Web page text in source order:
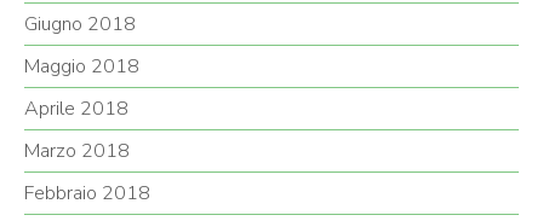
Giugno 2018
Maggio 2018
Aprile 2018
Marzo 2018
Febbraio 2018